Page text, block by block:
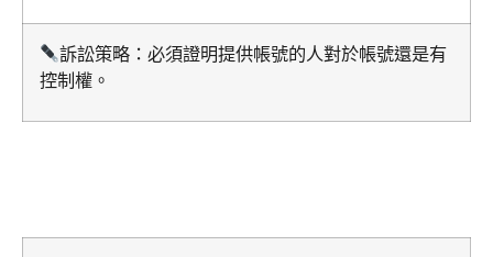
訴訟策略：必須證明提供帳號的人對於帳號還是有
控制權。